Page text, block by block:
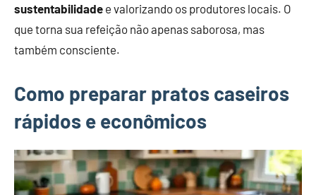
sustentabilidade e valorizando os produtores locais. O
que torna sua refeição não apenas saborosa, mas
também consciente.
Como preparar pratos caseiros
rápidos e econômicos